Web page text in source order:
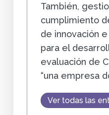
También,
cumplimiento
de innovación
para el
evaluación de
“una empresa
Ver todas las